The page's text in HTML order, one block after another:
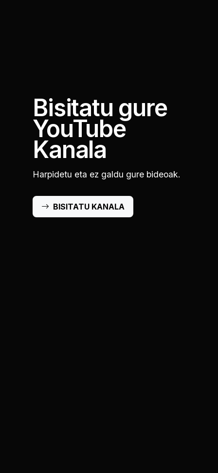
Bisitatu gure
YouTube
Kanala
Harpidetu eta ez galdu gure bideoak.
BISITATU KANALA